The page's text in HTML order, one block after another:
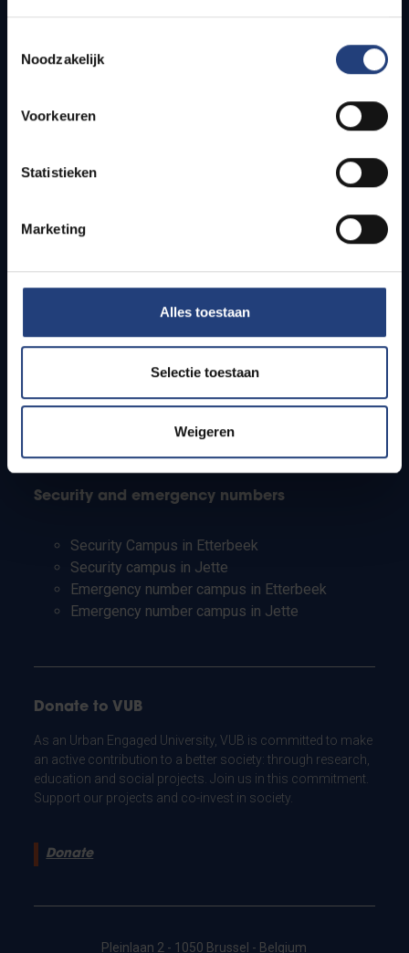
Noodzakelijk
Voorkeuren
Statistieken
Marketing
Alles toestaan
Selectie toestaan
Weigeren
Quick links
How to get to the VUB campuses
Students
PhD students
Teachers and secondary schools
Working students
Security and emergency numbers
Security Campus in Etterbeek
Security campus in Jette
Emergency number campus in Etterbeek
Emergency number campus in Jette
Donate to VUB
As an Urban Engaged University, VUB is committed to make
an active contribution to a better society: through research,
education and social projects. Join us in this commitment.
Support our projects and co-invest in society.
Donate
Pleinlaan 2 - 1050 Brussel - Belgium